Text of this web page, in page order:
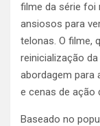
filme da série foi
ansiosos para
telonas. O filme,
reinicialização
abordagem para
e cenas de ação
Baseado no